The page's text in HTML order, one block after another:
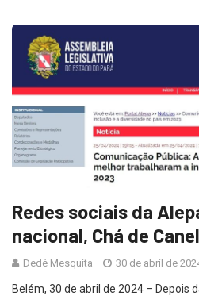
Redes sociais da
nacional, Chá de
Dedé Mesquita 30 de abril de
Belém, 30 de abril de 2024 – Depois